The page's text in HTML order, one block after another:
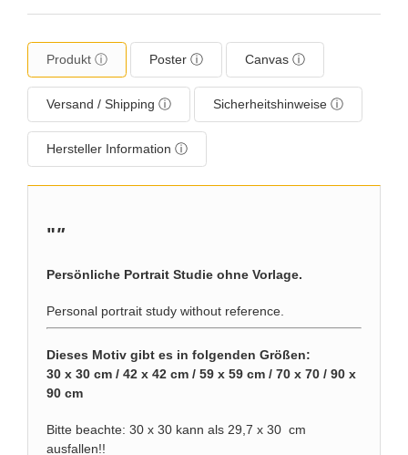
Produkt ⓘ Poster ⓘ Canvas ⓘ
Versand / Shipping ⓘ Sicherheitshinweise ⓘ
Hersteller Information ⓘ
""
Persönliche Portrait Studie ohne Vorlage.
Personal portrait study without reference.
Dieses Motiv gibt es in folgenden Größen:
30 x 30 cm / 42 x 42 cm / 59 x 59 cm / 70 x 70 / 90 x
90 cm
Bitte beachte: 30 x 30 kann als 29,7 x 30 cm
ausfallen!!